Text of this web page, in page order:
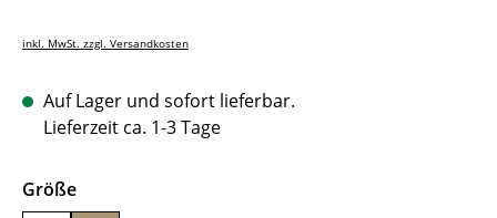
inkl. MwSt. zzgl. Versandkosten
Auf Lager und sofort lieferbar.
Lieferzeit ca. 1-3 Tage
Größeauswählen